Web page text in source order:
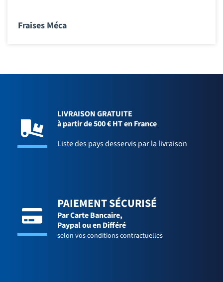
Fraises Méca
LIVRAISON GRATUITE
à partir de 500 € HT en France
Liste des pays desservis par la livraison
PAIEMENT SÉCURISÉ
Par Carte Bancaire,
Paypal ou en Différé
selon vos conditions contractuelles